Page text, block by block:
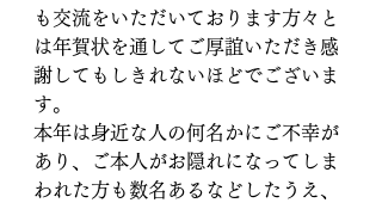
も交流をいただいております方々と
は年賀状を通してご厚誼いただき感
謝してもしきれないほどでございま
す。
本年は身近な人の何名かにご不幸が
あり、ご本人がお隠れになってしま
われた方も数名あるなどしたうえ、